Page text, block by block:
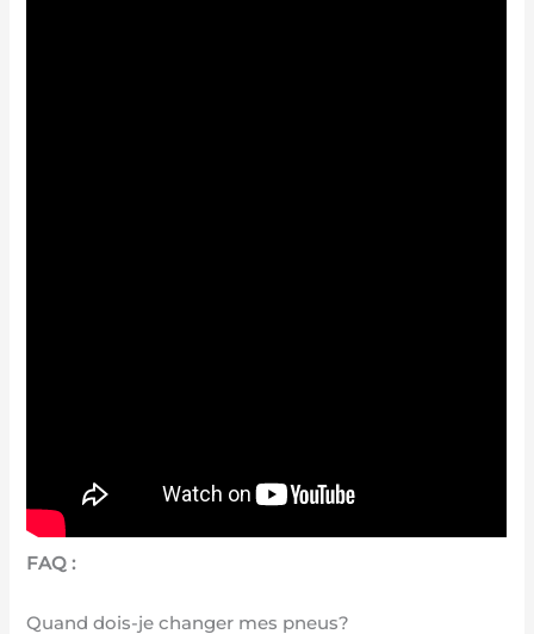
FAQ :
Quand dois-je changer mes pneus?